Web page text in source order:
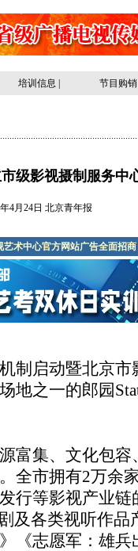
培训信息 节目购销
级影视摄制服务中
4月24日 北京青年报
艺术中心官方网站广告全面招商
制启动暨北京
地之一的郎园
富集、文化包容
全市拥有2万余
行等影视产业链
及各类视听作品
《志愿军：雄兵